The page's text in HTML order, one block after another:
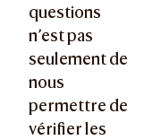
questions
n’est pas
seulement de
nous
permettre de
vérifier les